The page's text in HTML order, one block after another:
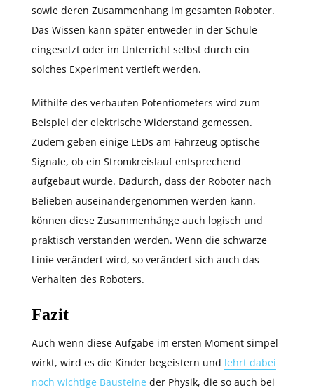
sowie deren Zusammenhang im gesamten Roboter.
Das Wissen kann später entweder in der Schule
eingesetzt oder im Unterricht selbst durch ein
solches Experiment vertieft werden.
Mithilfe des verbauten Potentiometers wird zum
Beispiel der elektrische Widerstand gemessen.
Zudem geben einige LEDs am Fahrzeug optische
Signale, ob ein Stromkreislauf entsprechend
aufgebaut wurde. Dadurch, dass der Roboter nach
Belieben auseinandergenommen werden kann,
können diese Zusammenhänge auch logisch und
praktisch verstanden werden. Wenn die schwarze
Linie verändert wird, so verändert sich auch das
Verhalten des Roboters.
Fazit
Auch wenn diese Aufgabe im ersten Moment simpel
wirkt, wird es die Kinder begeistern und lehrt dabei
noch wichtige Bausteine der Physik, die so auch bei